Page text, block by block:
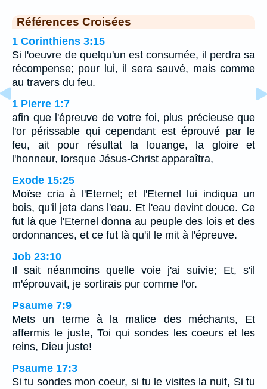
Références Croisées
1 Corinthiens 3:15
Si l'oeuvre de quelqu'un est consumée, il perdra sa
récompense; pour lui, il sera sauvé, mais comme
au travers du feu.
1 Pierre 1:7
afin que l'épreuve de votre foi, plus précieuse que
l'or périssable qui cependant est éprouvé par le
feu, ait pour résultat la louange, la gloire et
l'honneur, lorsque Jésus-Christ apparaîtra,
Exode 15:25
Moïse cria à l'Eternel; et l'Eternel lui indiqua un
bois, qu'il jeta dans l'eau. Et l'eau devint douce. Ce
fut là que l'Eternel donna au peuple des lois et des
ordonnances, et ce fut là qu'il le mit à l'épreuve.
Job 23:10
Il sait néanmoins quelle voie j'ai suivie; Et, s'il
m'éprouvait, je sortirais pur comme l'or.
Psaume 7:9
Mets un terme à la malice des méchants, Et
affermis le juste, Toi qui sondes les coeurs et les
reins, Dieu juste!
Psaume 17:3
Si tu sondes mon coeur, si tu le visites la nuit, Si tu